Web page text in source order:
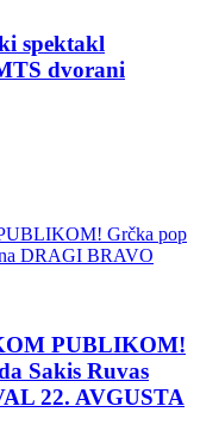
spektakl
dvorani
PUBLIKOM!
Sakis Ruvas
22. AVGUSTA